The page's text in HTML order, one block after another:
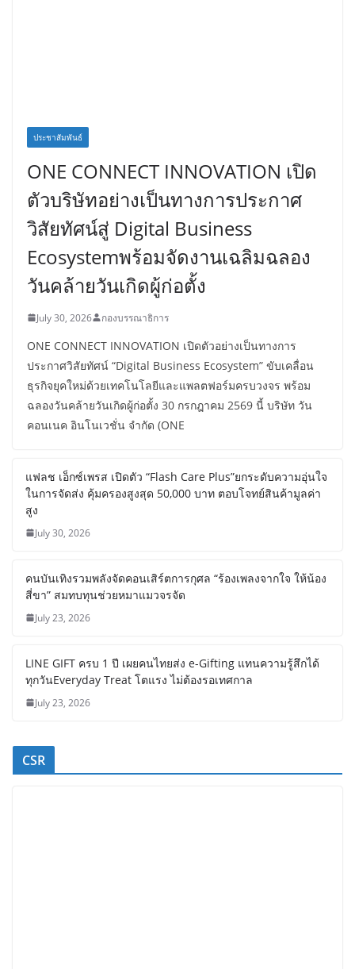
ประชาสัมพันธ์
ONE CONNECT INNOVATION เปิด
ตัวบริษัทอย่างเป็นทางการประกาศ
วิสัยทัศน์สู่ Digital Business
Ecosystemพร้อมจัดงานเฉลิมฉลอง
วันคล้ายวันเกิดผู้ก่อตั้ง
July 30, 2026 กองบรรณาธิการ
ONE CONNECT INNOVATION เปิดตัวอย่างเป็นทางการ
ประกาศวิสัยทัศน์ “Digital Business Ecosystem” ขับเคลื่อน
ธุรกิจยุคใหม่ด้วยเทคโนโลยีและแพลตฟอร์มครบวงจร พร้อม
ฉลองวันคล้ายวันเกิดผู้ก่อตั้ง 30 กรกฎาคม​ 2569​ นี้ บริษัท วัน
คอนเนค อินโนเวชั่น จำกัด (ONE
แฟลช เอ็กซ์เพรส เปิดตัว “Flash Care Plus”ยกระดับความอุ่นใจ
ในการจัดส่ง คุ้มครองสูงสุด 50,000 บาท ตอบโจทย์สินค้ามูลค่า
สูง
July 30, 2026
คนบันเทิงรวมพลังจัดคอนเสิร์ตการกุศล “ร้องเพลงจากใจ ให้น้อง
สี่ขา” สมทบทุนช่วยหมาแมวจรจัด
July 23, 2026
LINE GIFT ครบ 1 ปี เผยคนไทยส่ง e-Gifting แทนความรู้สึกได้
ทุกวันEveryday Treat โตแรง ไม่ต้องรอเทศกาล
July 23, 2026
CSR